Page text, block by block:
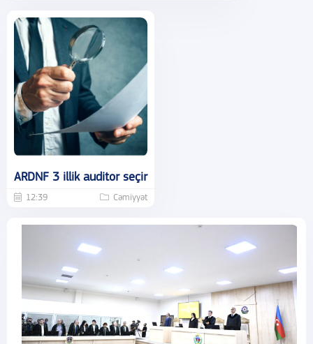
ARDNF 3 illik auditor seçir
12:39 Cəmiyyət